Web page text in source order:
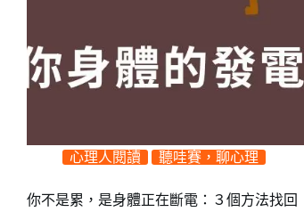
心理人閱讀 聽哇賽，聊心理
你不是累，是身體正在斷電：３個方法找回